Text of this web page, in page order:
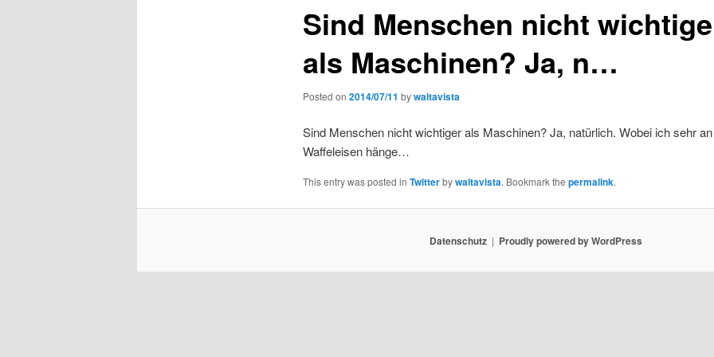
Sind Menschen nicht
als Maschinen? Ja, n…
Posted on 2014/07/11 bywaltavista
Sind Menschen nicht wichtiger als Maschinen? Ja, natürlich. Wobei ich sehr
Waffeleisen hänge…
This entry was posted in Twitterbywaltavista. Bookmark the permalink.
Datenschutz Proudly powered by WordPress